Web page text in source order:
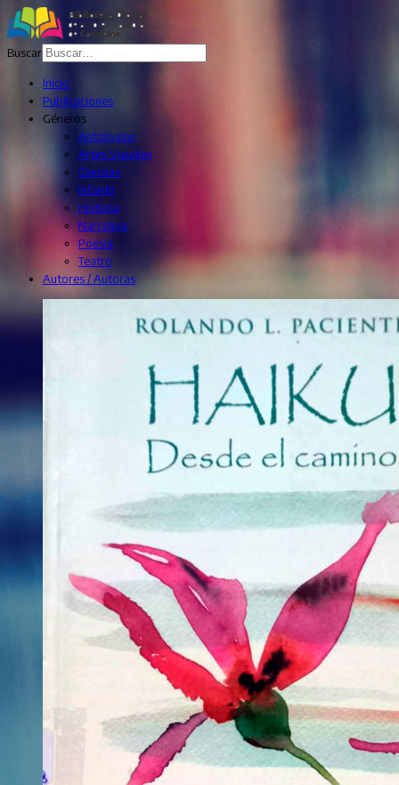
Buscar
Inicio
Publicaciones
Géneros
Antologías
Artes Visuales
Ciencias
Infantil
Historia
Narrativa
Poesía
Teatro
Autores / Autoras